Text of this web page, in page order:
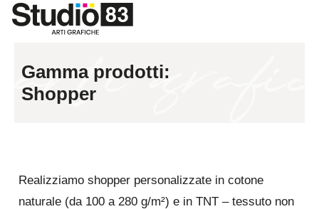
Gamma prodotti:
Shopper
Realizziamo shopper personalizzate in cotone
naturale (da 100 a 280 g/m²) e in TNT – tessuto non